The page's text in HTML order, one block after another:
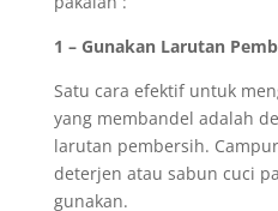
1 – Gunakan Larutan
Satu cara efektif untuk
yang membandel adalah
larutan pembersih.
deterjen atau sabun cuci
gunakan.